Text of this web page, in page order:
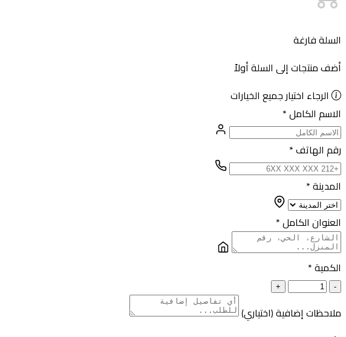
السلة فارغة
أضف منتجات إلى السلة أولاً
الرجاء اختيار جميع الخيارات
الاسم الكامل*
رقم الهاتف*
المدينة*
العنوان الكامل*
الكمية*
-
+
ملاحظات إضافية (اختياري)